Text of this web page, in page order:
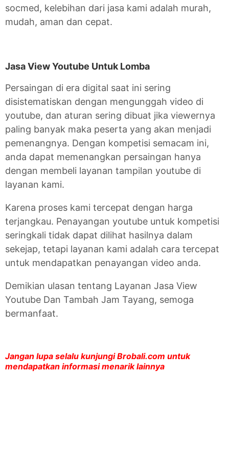
socmed, kelebihan dari jasa kami adalah murah,
mudah, aman dan cepat.
Jasa View Youtube Untuk Lomba
Persaingan di era digital saat ini sering
disistematiskan dengan mengunggah video di
youtube, dan aturan sering dibuat jika viewernya
paling banyak maka peserta yang akan menjadi
pemenangnya. Dengan kompetisi semacam ini,
anda dapat memenangkan persaingan hanya
dengan membeli layanan tampilan youtube di
layanan kami.
Karena proses kami tercepat dengan harga
terjangkau. Penayangan youtube untuk kompetisi
seringkali tidak dapat dilihat hasilnya dalam
sekejap, tetapi layanan kami adalah cara tercepat
untuk mendapatkan penayangan video anda.
Demikian ulasan tentang Layanan Jasa View
Youtube Dan Tambah Jam Tayang, semoga
bermanfaat.
Jangan lupa selalu kunjungi Brobali.com untuk
mendapatkan informasi menarik lainnya